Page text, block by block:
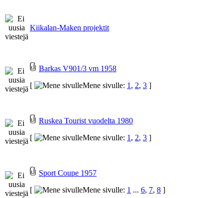
Kiikalan-Maken projektit
Barkas V901/3 vm 1958
[
Mene sivulle: 1, 2, 3 ]
Ruskea Tourist vuodelta 1980
[
Mene sivulle: 1, 2, 3 ]
Sport Coupe 1957
[
Mene sivulle: 1 ... 6, 7, 8 ]